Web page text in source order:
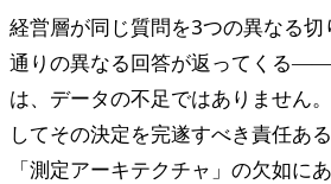
経営層が同じ質問を3つの異なる
通りの異なる回答が返ってくる
は、データの不足ではありません
してその決定を完遂すべき責任あ
「測定アーキテクチャ」の欠如にあ